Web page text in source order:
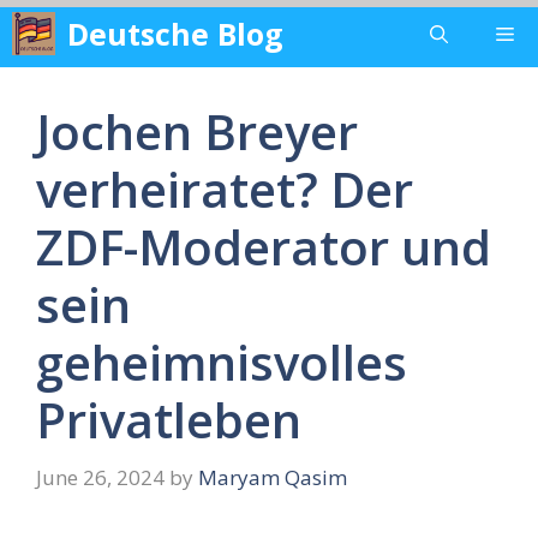
Skip
content
Deutsche Blog
Jochen Breyer
verheiratet? Der
ZDF-Moderator und
sein
geheimnisvolles
Privatleben
June 26, 2024 by Maryam Qasim